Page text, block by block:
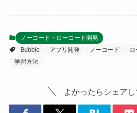
ノーコード・ローコード開発
Bubble
アプリ開発 ノーコード
学習方法
よかったらシェアし